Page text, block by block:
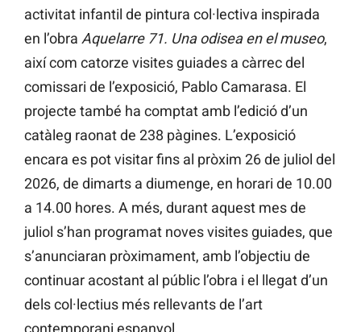
activitat infantil de pintura col·lectiva inspirada
en l’obra Aquelarre 71. Una odisea en el museo,
així com catorze visites guiades a càrrec del
comissari de l’exposició, Pablo Camarasa. El
projecte també ha comptat amb l’edició d’un
catàleg raonat de 238 pàgines. L’exposició
encara es pot visitar fins al pròxim 26 de juliol del
2026, de dimarts a diumenge, en horari de 10.00
a 14.00 hores. A més, durant aquest mes de
juliol s’han programat noves visites guiades, que
s’anunciaran pròximament, amb l’objectiu de
continuar acostant al públic l’obra i el llegat d’un
dels col·lectius més rellevants de l’art
contemporani espanyol.